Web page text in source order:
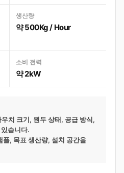
생산량
약 500Kg / Hour
소비 전력
약 2kW
치 크기, 원두 상태, 공급 방식,
습니다.
플, 목표 생산량, 설치 공간을